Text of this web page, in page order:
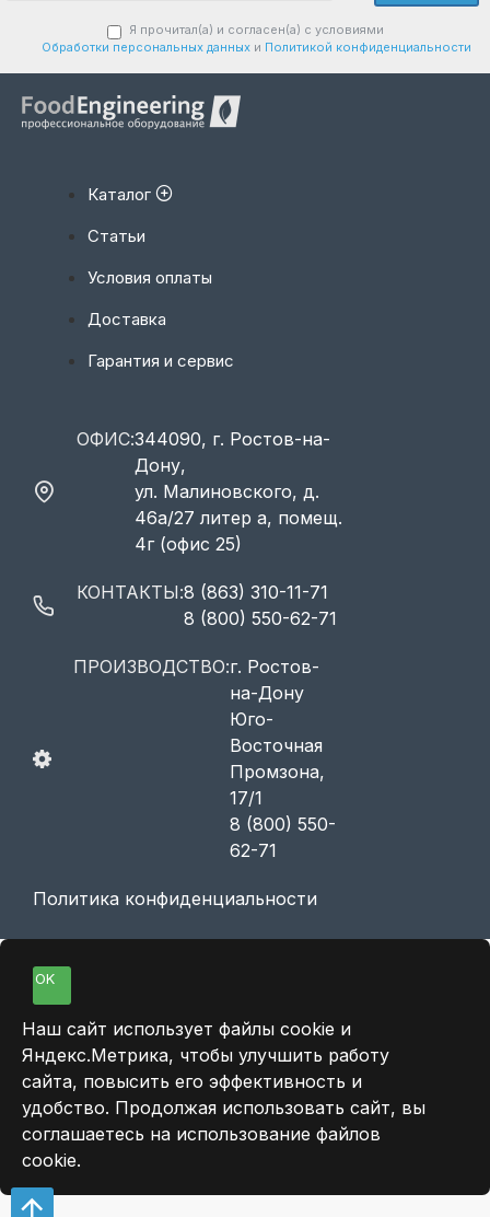
Я прочитал(а) и согласен(а) с условиями
Обработки персональных данныхи Политикой конфиденциальности
Каталог
Статьи
Условия оплаты
Доставка
Гарантия и сервис
ОФИС:344090, г. Ростов-на-
Дону,
ул. Малиновского, д.
46а/27 литер а, помещ.
4г (офис 25)
КОНТАКТЫ:8 (863) 310-11-71
8 (800) 550-62-71
ПРОИЗВОДСТВО:г. Ростов-
на-Дону
Юго-
Восточная
Промзона,
17/1
8 (800) 550-
62-71
Политика конфиденциальности
OK
Наш сайт использует файлы cookie и
Яндекс.Метрика, чтобы улучшить работу
сайта, повысить его эффективность и
удобство. Продолжая использовать сайт, вы
соглашаетесь на использование файлов
cookie.